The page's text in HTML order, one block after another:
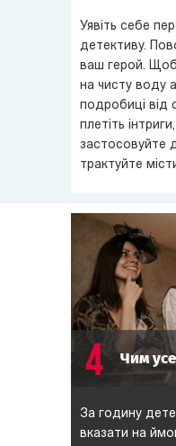
Уявіть себе
детективу.
ваш герой.
на чисту воду
подробиці від
плетіть
застосовуйте
трактуйте
4 Чим
За годину
вказати на